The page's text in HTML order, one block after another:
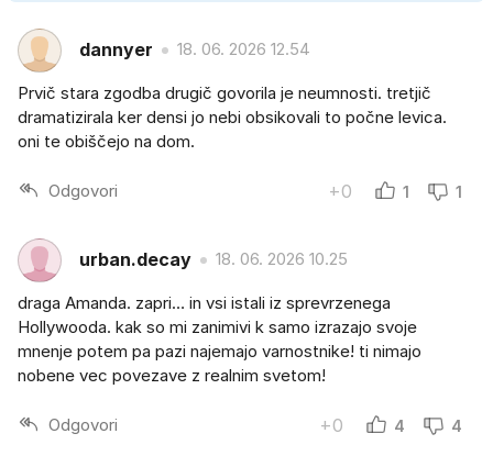
dannyer 18. 06. 2026 12.54
Prvič stara zgodba drugič govorila je neumnosti. tretjič
dramatizirala ker densi jo nebi obsikovali to počne levica.
oni te obiščejo na dom.
Odgovori +0 1 1
urban.decay 18. 06. 2026 10.25
draga Amanda. zapri… in vsi istali iz sprevrzenega
Hollywooda. kak so mi zanimivi k samo izrazajo svoje
mnenje potem pa pazi najemajo varnostnike! ti nimajo
nobene vec povezave z realnim svetom!
Odgovori +0 4 4